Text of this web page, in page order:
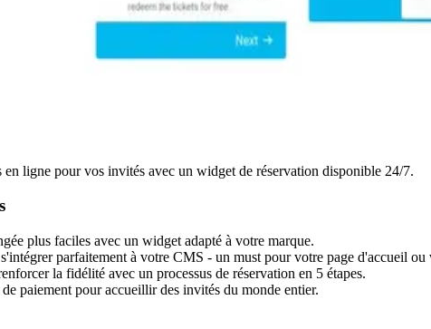
ligne pour vos invités avec un widget de réservation disponible 24/7.
plus faciles avec un widget adapté à votre marque.
parfaitement à votre CMS - un must pour votre page d'accueil ou
la fidélité avec un processus de réservation en 5 étapes.
paiement pour accueillir des invités du monde entier.